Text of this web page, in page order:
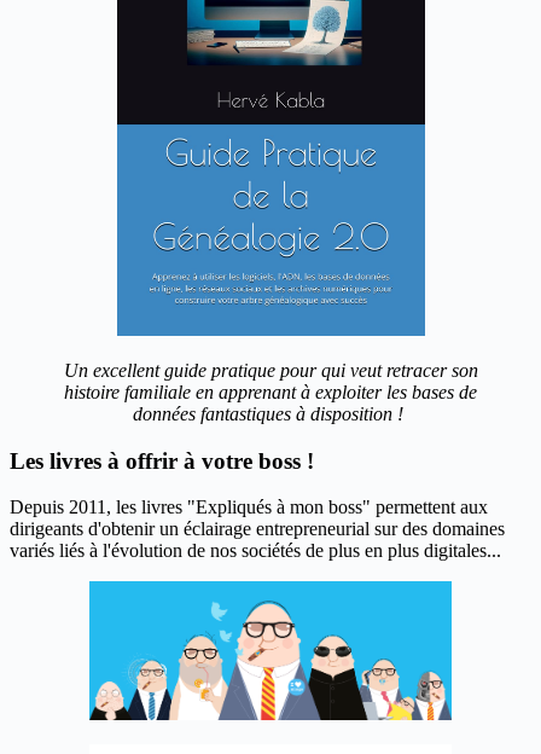
Un excellent guide pratique pour qui veut retracer son
histoire familiale en apprenant à exploiter les bases de
données fantastiques à disposition !
Les livres à offrir à votre boss !
Depuis 2011, les livres "Expliqués à mon boss" permettent aux
dirigeants d'obtenir un éclairage entrepreneurial sur des domaines
variés liés à l'évolution de nos sociétés de plus en plus digitales...